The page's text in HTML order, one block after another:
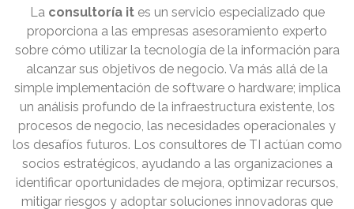
La consultoría ites un servicio especializado que
proporciona a las empresas asesoramiento experto
sobre cómo utilizar la tecnología de la información para
alcanzar sus objetivos de negocio. Va más allá de la
simple implementación de software o hardware; implica
un análisis profundo de la infraestructura existente, los
procesos de negocio, las necesidades operacionales y
los desafíos futuros. Los consultores de TI actúan como
socios estratégicos, ayudando a las organizaciones a
identificar oportunidades de mejora, optimizar recursos,
mitigar riesgos y adoptar soluciones innovadoras que